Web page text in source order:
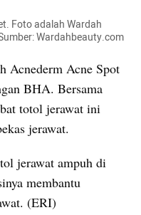
Foto adalah Wardah
Wardahbeauty.com
Acnederm Acne Spot
BHA. Bersama
totol jerawat ini
jerawat.
membantu
(ERI)